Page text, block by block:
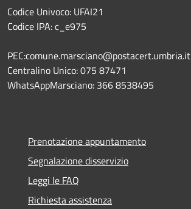
Codice Univoco: UFAI21
Codice IPA: c_e975
PEC:comune.marsciano@postacert.umbria.it
Centralino Unico: 075 87471
WhatsAppMarsciano: 366 8538495
Prenotazione appuntamento
Segnalazione disservizio
Leggi le FAQ
Richiesta assistenza